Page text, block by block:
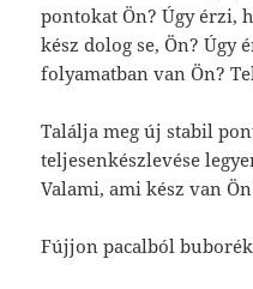
pontokat Ön? Úgy érzi,
kész dolog se, Ön? Úgy
folyamatban van Ön?
Találja meg új stabil
teljesenkészlevése
Valami, ami kész van
Fújjon pacalból